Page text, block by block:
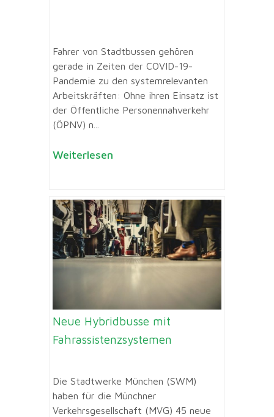
Fahrer von Stadtbussen gehören
gerade in Zeiten der COVID-19-
Pandemie zu den systemrelevanten
Arbeitskräften: Ohne ihren Einsatz ist
der Öffentliche Personennahverkehr
(ÖPNV) n...
Weiterlesen
Neue Hybridbusse mit
Fahrassistenzsystemen
Die Stadtwerke München (SWM)
haben für die Münchner
Verkehrsgesellschaft (MVG) 45 neue